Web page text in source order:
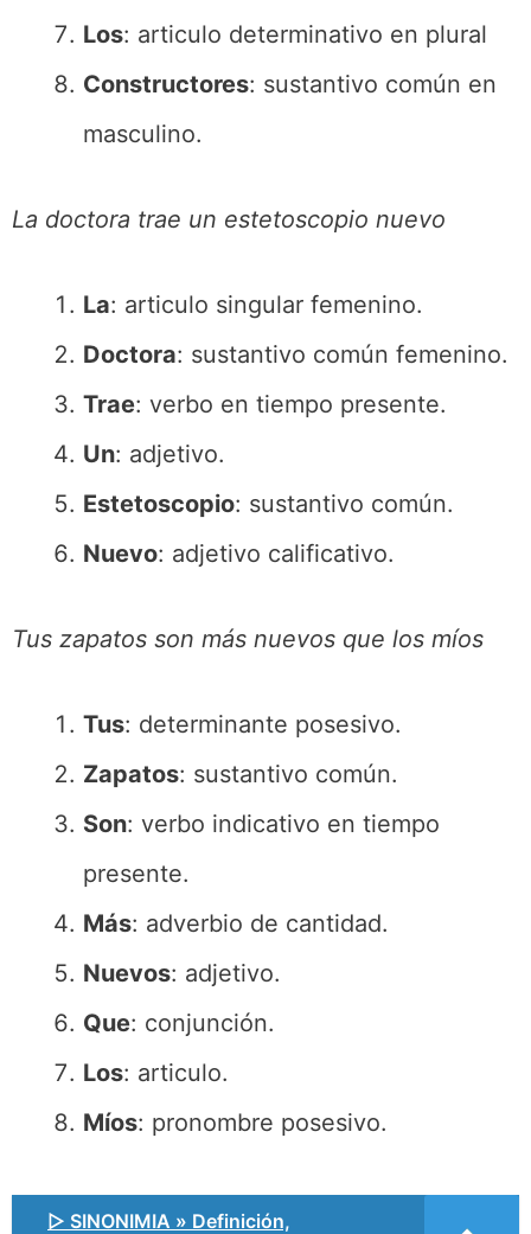
Los: articulo determinativo en plural
Constructores: sustantivo común en
masculino.
La doctora trae un estetoscopio nuevo
La: articulo singular femenino.
Doctora: sustantivo común femenino.
Trae: verbo en tiempo presente.
Un: adjetivo.
Estetoscopio: sustantivo común.
Nuevo: adjetivo calificativo.
Tus zapatos son más nuevos que los míos
Tus: determinante posesivo.
Zapatos: sustantivo común.
Son: verbo indicativo en tiempo
presente.
Más: adverbio de cantidad.
Nuevos: adjetivo.
Que: conjunción.
Los: articulo.
Míos: pronombre posesivo.
▷ SINONIMIA » Definición,